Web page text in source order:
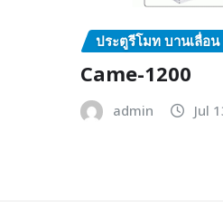
ประตูรีโมท บานเลื่อน
Came-1200
admin Jul